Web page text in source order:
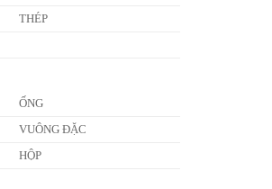
THÉP
ỐNG
VUÔNG ĐẶC
HỘP